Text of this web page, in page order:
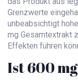
Grenzwerte
unbeabsichtigt
mg Gesamtextrakt
Effekten führen
Ist 600